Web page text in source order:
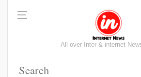
All over Inter & internet